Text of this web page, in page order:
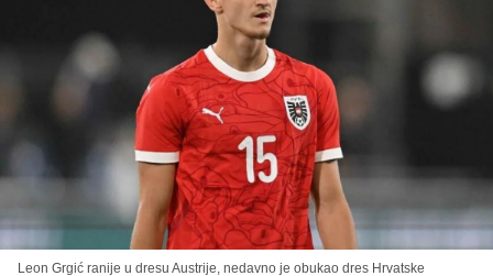
Leon Grgić ranije u dresu Austrije, nedavno je obukao dres Hrvatske